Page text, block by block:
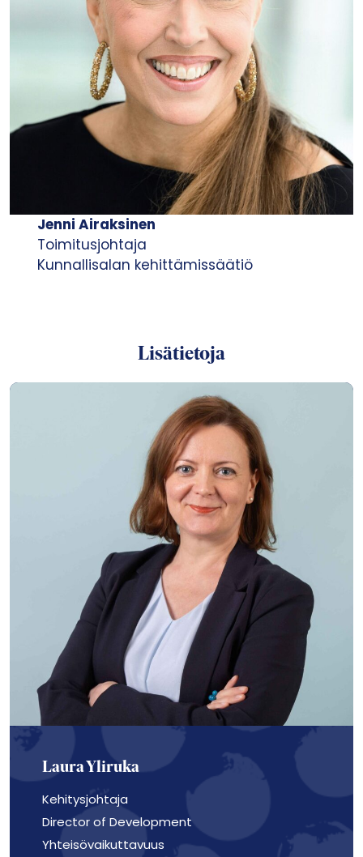
Jenni Airaksinen
Toimitusjohtaja
Kunnallisalan kehittämissäätiö
Lisätietoja
Laura Yliruka
Kehitysjohtaja
Director of Development
Yhteisövaikuttavuus